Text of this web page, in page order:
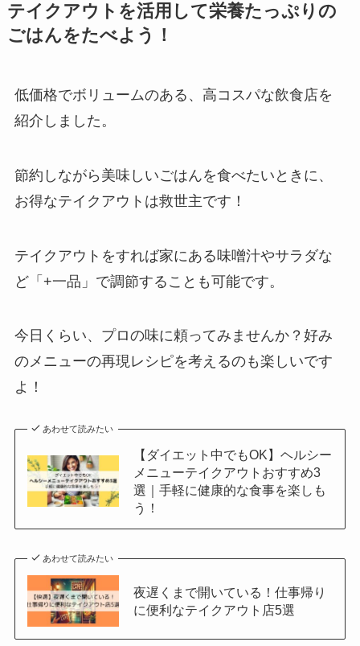
テイクアウトを活用して栄養たっぷりの
ごはんをたべよう！
低価格でボリュームのある、高コスパな飲食店を
紹介しました。
節約しながら美味しいごはんを食べたいときに、
お得なテイクアウトは救世主です！
テイクアウトをすれば家にある味噌汁やサラダな
ど「+一品」で調節することも可能です。
今日くらい、プロの味に頼ってみませんか？好み
のメニューの再現レシピを考えるのも楽しいです
よ！
あわせて読みたい
【ダイエット中でもOK】ヘルシー
メニューテイクアウトおすすめ3
選｜手軽に健康的な食事を楽しも
う！
あわせて読みたい
夜遅くまで開いている！仕事帰り
に便利なテイクアウト店5選